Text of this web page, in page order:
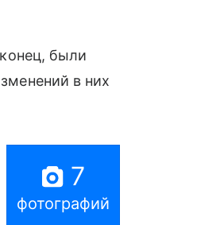
были
в них
7
фотографий